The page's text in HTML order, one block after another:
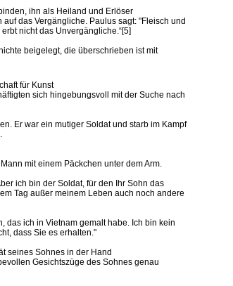
ihn als Heiland und Erlöser
das Vergängliche. Paulus sagt: "Fleisch und
nicht das Unvergängliche.“[5]
beigelegt, die überschrieben ist mit
für Kunst
sich hingebungsvoll mit der Suche nach
Er war ein mutiger Soldat und starb im Kampf
mit einem Päckchen unter dem Arm.
ich bin der Soldat, für den Ihr Sohn das
Tag außer meinem Leben auch noch andere
das ich in Vietnam gemalt habe. Ich bin kein
dass Sie es erhalten."
seines Sohnes in der Hand
Gesichtszüge des Sohnes genau